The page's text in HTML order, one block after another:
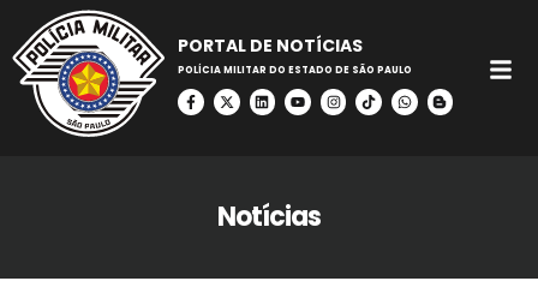
PORTAL DE NOTÍCIAS
POLÍCIA MILITAR DO ESTADO DE SÃO PAULO
Notícias